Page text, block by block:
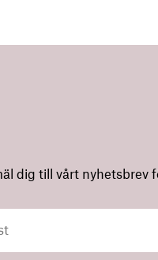
dig till vårt nyhetsbrev